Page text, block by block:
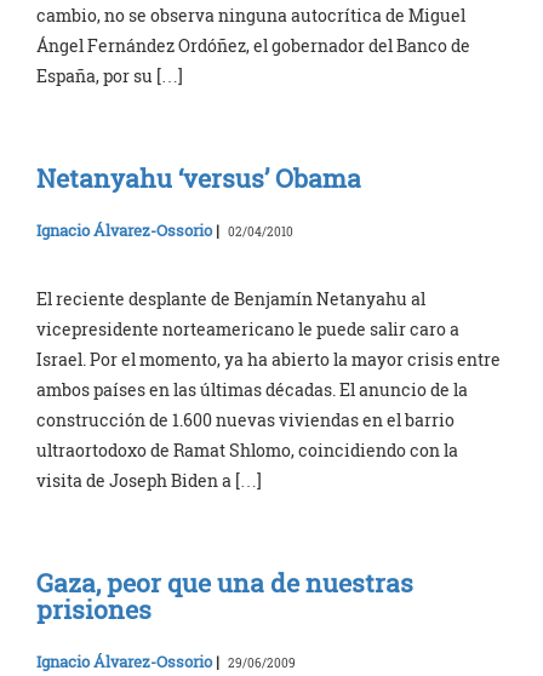
cambio, no se observa ninguna autocrítica de Miguel
Ángel Fernández Ordóñez, el gobernador del Banco de
España, por su […]
Netanyahu ‘versus’ Obama
Ignacio Álvarez-Ossorio| 02/04/2010
El reciente desplante de Benjamín Netanyahu al
vicepresidente norteamericano le puede salir caro a
Israel. Por el momento, ya ha abierto la mayor crisis entre
ambos países en las últimas décadas. El anuncio de la
construcción de 1.600 nuevas viviendas en el barrio
ultraortodoxo de Ramat Shlomo, coincidiendo con la
visita de Joseph Biden a […]
Gaza, peor que una de nuestras
prisiones
Ignacio Álvarez-Ossorio| 29/06/2009